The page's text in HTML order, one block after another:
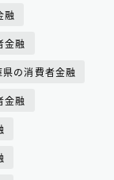
融
金融
県の消費者金融
金融